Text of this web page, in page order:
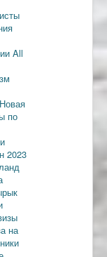
All
по
2023
на